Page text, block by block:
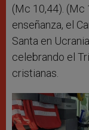
(Mc 10,44). (Mc
enseñanza, el
Santa en
celebrando el
cristianas.